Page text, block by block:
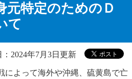
元特定のためのＤ
て
：2024年7月3日更新
によって海外や沖縄、硫黄島で亡